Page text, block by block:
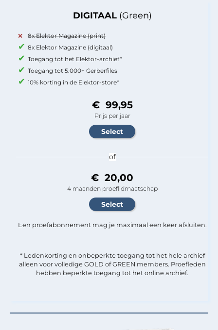
DIGITAAL (Green)
8x Elektor Magazine (print)
8x Elektor Magazine (digitaal)
Toegang tot het Elektor-archief*
Toegang tot 5.000+ Gerberfiles
10% korting in de Elektor-store*
€ 99,95
Prijs per jaar
of
€ 20,00
4 maanden proeflidmaatschap
Een proefabonnement mag je maximaal een keer afsluiten.
* Ledenkorting en onbeperkte toegang tot het hele archief
alleen voor volledige GOLD of GREEN members. Proefleden
hebben beperkte toegang tot het online archief.